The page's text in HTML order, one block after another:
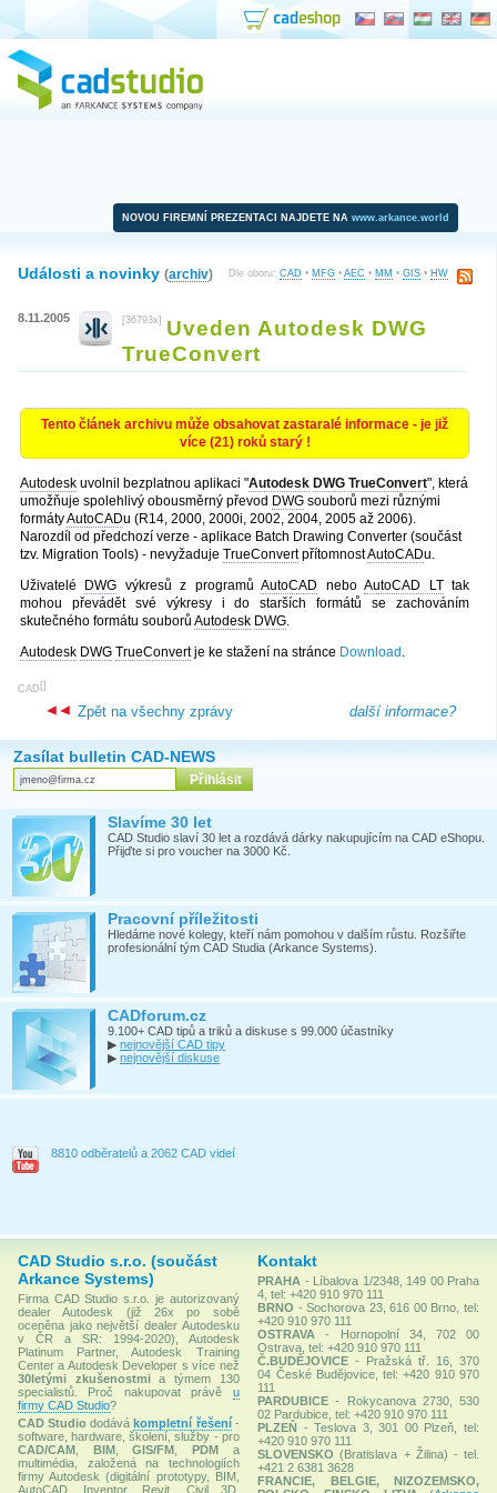
NOVOU FIREMNÍ PREZENTACI NAJDETE NA www.arkance.world
Dle oboru: CAD • MFG • AEC • MM • GIS • HW
Události a novinky (archiv)
8.11.2005 [36793x]
Uveden Autodesk DWG
TrueConvert
Tento článek archivu může obsahovat zastaralé informace - je již
více (21) roků starý !
Autodesk uvolnil bezplatnou aplikaci "Autodesk DWG TrueConvert", která
umožňuje spolehlivý obousměrný převod DWG souborů mezi různými
formátyAutoCADu (R14, 2000, 2000i, 2002, 2004, 2005 až 2006).
Narozdíl od předchozí verze - aplikace Batch Drawing Converter (součást
tzv. Migration Tools) - nevyžaduje TrueConvertpřítomnostAutoCADu.
Uživatelé
DWG výkresů z programůAutoCAD neboAutoCAD LTtak
mohou převádět své výkresy i do starších formátů se zachováním
skutečného formátu souborů Autodesk DWG.
Autodesk DWG TrueConvertje ke stažení na stránce Download .
[
CAD ]
další informace?
Zpět na všechny zprávy
Zasílat bulletin CAD-NEWS
Slavíme 30 let
CAD Studio slaví 30 let a rozdává dárky nakupujícím na CAD eShopu.
Přijďte si pro voucher na 3000 Kč.
Pracovní příležitosti
Hledáme nové kolegy, kteří nám pomohou v dalším růstu. Rozšiřte
profesionální tým CAD Studia (Arkance Systems).
CADforum.cz
9.100+ CAD tipů a triků a diskuse s 99.000 účastníky
▶ nejnovější CAD tipy
▶ nejnovější diskuse
8810 odběratelů a 2062 CAD videí
CAD Studio s.r.o. (součást
Arkance Systems)
Firma CAD Studio s.r.o. je autorizovaný
dealer Autodesk (již 26x po sobě
oceněna jako největší dealer Autodesku
v ČR a SR: 1994-2020), Autodesk
Platinum Partner, Autodesk Training
Center a Autodesk Developer s více než
30letými zkušenostmia týmem 130
specialistů. Proč nakupovat právě u
firmy CAD Studio?
CAD Studio dodávákompletní řešení-
software, hardware, školení, služby - pro
CAD/CAM
BIM,GIS/FM ,PDM a
multimédia, založená na technologiích
firmy Autodesk (digitální prototypy, BIM,
AutoCAD, Inventor, Revit, Civil 3D,
Kontakt
PRAHA - Líbalova 1/2348, 149 00 Praha
4, tel: +420 910 970 111
BRNO - Sochorova 23, 616 00 Brno, tel:
+420 910 970 111
OSTRAVA
- Hornopolní 34, 702 00
Ostrava, tel: +420 910 970 111
Č.BUDĚJOVICE - Pražská tř. 16, 370
04 České Budějovice, tel: +420 910 970
111
PARDUBICE - Rokycanova 2730, 530
02 Pardubice, tel: +420 910 970 111
PLZEŇ - Teslova 3, 301 00 Plzeň, tel:
+420 910 970 111
SLOVENSKO (Bratislava + Žilina) - tel.
+421 2 6381 3628
FRANCIE, BELGIE, NIZOZEMSKO,